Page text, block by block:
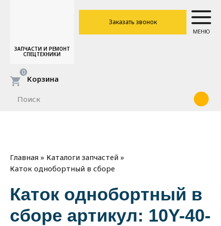
ЗАПЧАСТИ И РЕМОНТ
СПЕЦТЕХНИКИ
Заказать звонок
МЕНЮ
Корзина
0
Главная » Каталоги запчастей »
Каток однобортный в сборе
Каток однобортный в
сборе артикул: 10Y-40-